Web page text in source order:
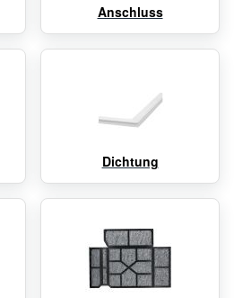
Anschluss
Dichtung